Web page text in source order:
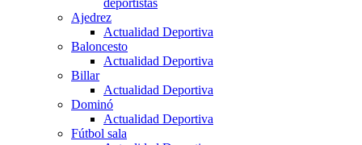
Ajedrez
Actualidad Deportiva
Baloncesto
Actualidad Deportiva
Billar
Actualidad Deportiva
Dominó
Actualidad Deportiva
Fútbol sala